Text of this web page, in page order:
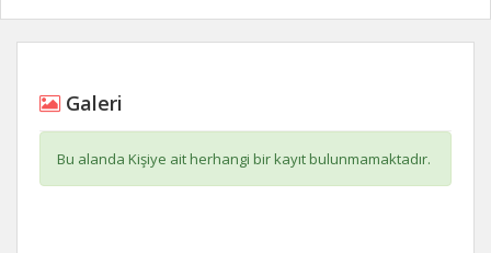
Galeri
Bu alanda Kişiye ait herhangi bir kayıt bulunmamaktadır.